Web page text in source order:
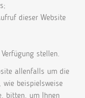
dieser Website
stellen.
allenfalls um die
wie beispielsweise
bitten, um Ihnen